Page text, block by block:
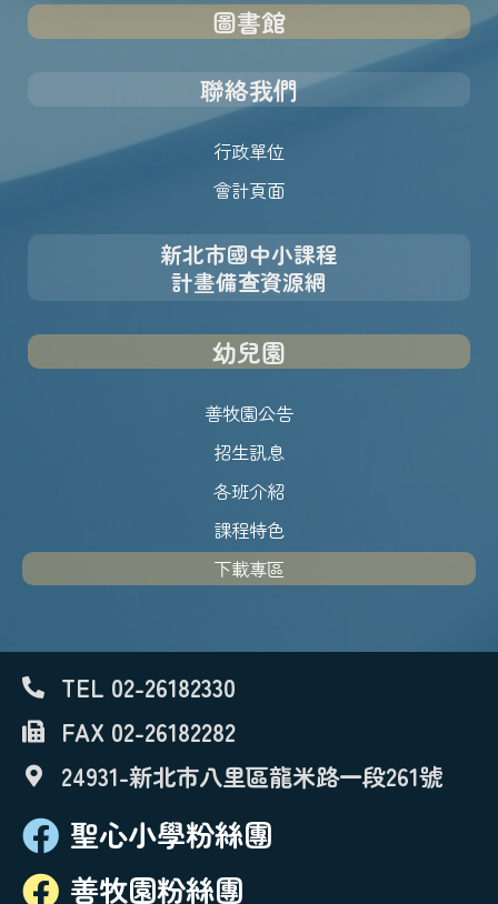
圖書館
聯絡我們
行政單位
會計頁面
新北市國中小課程
計畫備查資源網
幼兒園
善牧園公告
招生訊息
各班介紹
課程特色
下載專區
TEL 02-26182330
FAX 02-26182282
24931-新北市八里區龍米路一段261號
聖心小學粉絲團
善牧園粉絲團